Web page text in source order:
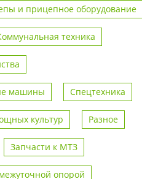
и прицепное оборудование
техника
машины Спецтехника
культур Разное
Запчасти к МТЗ
опорой